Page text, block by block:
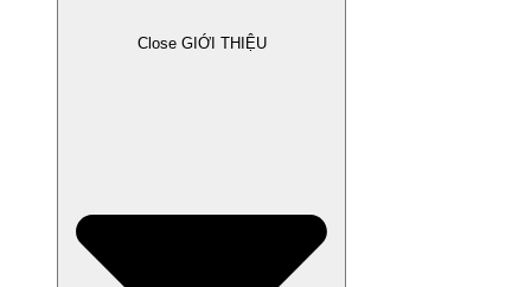
Close GIỚI THIỆU